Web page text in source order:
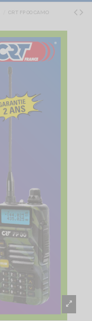
CRT FP 00 CAMO